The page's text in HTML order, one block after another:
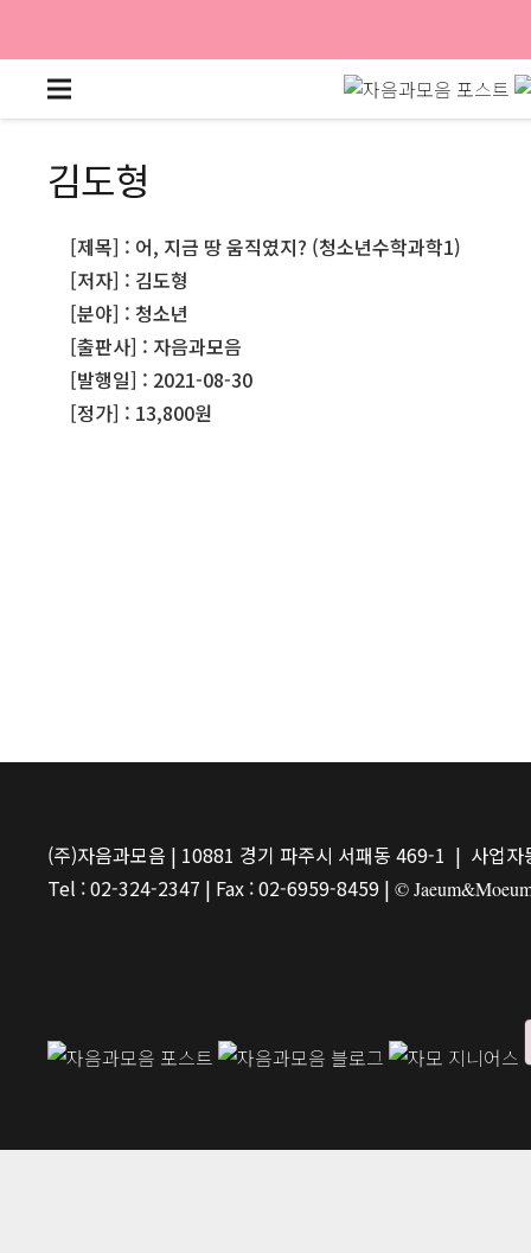
김도형
[제목] : 어, 지금 땅 움직였지? (청소년수학과학1)
[저자] : 김도형
[분야] : 청소년
[출판사] : 자음과모음
[발행일] : 2021-08-30
[정가] : 13,800원
(주)자음과모음 | 10881 경기 파주시 서패동 469-1 | 사업
Tel : 02-324-2347 | Fax : 02-6959-8459 | ©